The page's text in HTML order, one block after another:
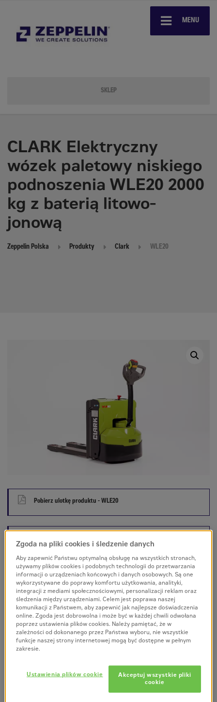
MENU
SKLEP
CLARK Elektryczny
wózek paletowy niskiego
podnoszenia WLE20 2000
kg z baterią litowo-
jonową
Zeppelin Polska Produkty Clark WLE20
Pobierz ulotkę produktu - WLE20
WLE20
Elektryczny wózek paletowy niskiego podnoszenia WLE20
Elektryczne podnoszenie i jazda
Udźwig: 2000 kg
Zgoda na pliki cookies i śledzenie danych
Aby zapewnić Państwu optymalną obsługę na wszystkich stronach,
używamy plików cookies i podobnych technologii do przetwarzania
informacji o urządzeniach końcowych i danych osobowych. Są one
wykorzystywane do poprawy komfortu użytkowania, analityki,
integracji z mediami społecznościowymi, personalizacji reklam oraz
śledzenia między urządzeniami. Celem jest poprawa naszej
komunikacji z Państwem, aby zapewnić jak najlepsze doświadczenia
online. Zgoda jest dobrowolna i może być w każdej chwili odwołana
poprzez ustawienia plików cookies. Należy pamiętać, że w
zależności od dokonanego przez Państwa wyboru, nie wszystkie
funkcje naszej strony internetowej mogą być dostępne w pełnym
zakresie.
Akceptuj wszystkie pliki
cookie
Ustawienia plików cookie